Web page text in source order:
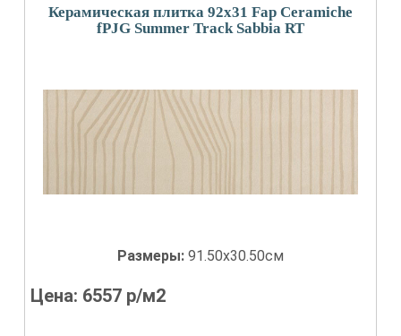
Керамическая плитка 92x31 Fap Ceramiche
fPJG Summer Track Sabbia RT
Размеры: 91.50x30.50см
Цена: 6557 р/м2